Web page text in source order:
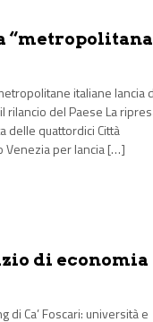
“metropolitana
italiane lancia
rilancio del Paese La
delle quattordici Città
Venezia per lancia […]
di economia
di Ca’ Foscari: università e